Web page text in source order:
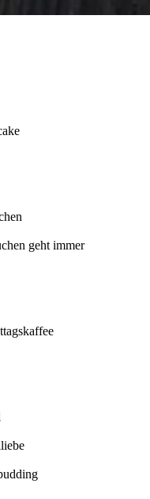
geht immer